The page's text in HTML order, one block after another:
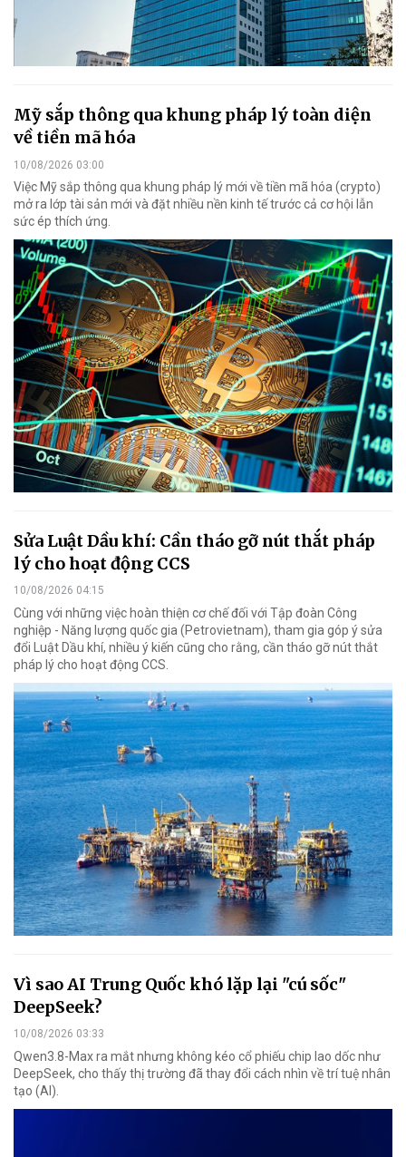
Mỹ sắp thông qua khung pháp lý toàn diện
về tiền mã hóa
10/08/2026 03:00
Việc Mỹ sắp thông qua khung pháp lý mới về tiền mã hóa (crypto)
mở ra lớp tài sản mới và đặt nhiều nền kinh tế trước cả cơ hội lẫn
sức ép thích ứng.
Sửa Luật Dầu khí: Cần tháo gỡ nút thắt pháp
lý cho hoạt động CCS
10/08/2026 04:15
Cùng với những việc hoàn thiện cơ chế đối với Tập đoàn Công
nghiệp - Năng lượng quốc gia (Petrovietnam), tham gia góp ý sửa
đổi Luật Dầu khí, nhiều ý kiến cũng cho rằng, cần tháo gỡ nút thắt
pháp lý cho hoạt động CCS.
Vì sao AI Trung Quốc khó lặp lại "cú sốc"
DeepSeek?
10/08/2026 03:33
Qwen3.8-Max ra mắt nhưng không kéo cổ phiếu chip lao dốc như
DeepSeek, cho thấy thị trường đã thay đổi cách nhìn về trí tuệ nhân
tạo (AI).